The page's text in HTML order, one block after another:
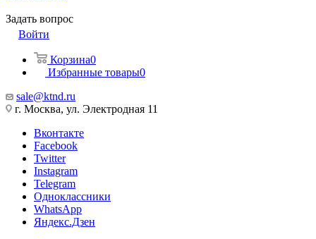
Задать вопрос
Войти
Корзина0
Избранные товары0
sale@ktnd.ru
г. Москва, ул. Электродная 11
Вконтакте
Facebook
Twitter
Instagram
Telegram
Одноклассники
WhatsApp
Яндекс.Дзен